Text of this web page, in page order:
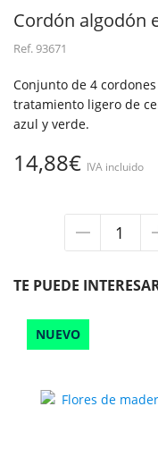
Cordón algodón
Ref.93671
Conjunto de 4
tratamiento ligero de
azul y verde.
14,88€ IVA incluido
TE PUEDE
NUEVO